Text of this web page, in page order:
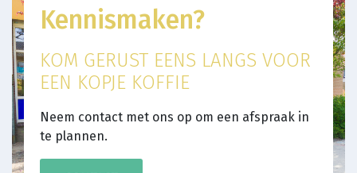
Kennismaken?
KOM GERUST EENS LANGS VOOR
EEN KOPJE KOFFIE
Neem contact met ons op om een afspraak in
te plannen.